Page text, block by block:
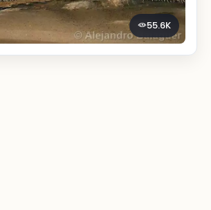
55.6K